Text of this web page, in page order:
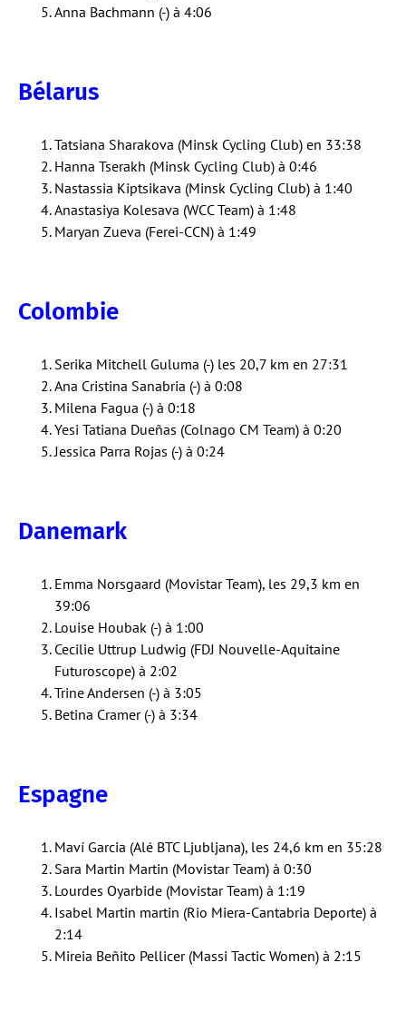
Anna Bachmann (-) à 4:06
Bélarus
Tatsiana Sharakova (Minsk Cycling Club) en 33:38
Hanna Tserakh (Minsk Cycling Club) à 0:46
Nastassia Kiptsikava (Minsk Cycling Club) à 1:40
Anastasiya Kolesava (WCC Team) à 1:48
Maryan Zueva (Ferei-CCN) à 1:49
Colombie
Serika Mitchell Guluma (-) les 20,7 km en 27:31
Ana Cristina Sanabria (-) à 0:08
Milena Fagua (-) à 0:18
Yesi Tatiana Dueñas (Colnago CM Team) à 0:20
Jessica Parra Rojas (-) à 0:24
Danemark
Emma Norsgaard (Movistar Team), les 29,3 km en
39:06
Louise Houbak (-) à 1:00
Cecilie Uttrup Ludwig (FDJ Nouvelle-Aquitaine
Futuroscope) à 2:02
Trine Andersen (-) à 3:05
Betina Cramer (-) à 3:34
Espagne
Maví Garcia (Alé BTC Ljubljana), les 24,6 km en 35:28
Sara Martin Martin (Movistar Team) à 0:30
Lourdes Oyarbide (Movistar Team) à 1:19
Isabel Martin martin (Rio Miera-Cantabria Deporte) à
2:14
Mireia Beñito Pellicer (Massi Tactic Women) à 2:15